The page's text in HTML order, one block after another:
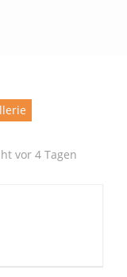
vor 4 Tagen